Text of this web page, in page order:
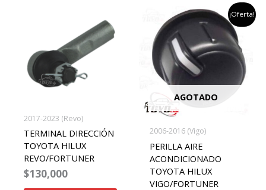
2017-2023 (Revo)
TERMINAL DIRECCIÓN
TOYOTA HILUX
REVO/FORTUNER
$130,000
¡Oferta!
AGOTADO
2006-2016 (Vigo)
PERILLA AIRE
ACONDICIONADO
TOYOTA HILUX
VIGO/FORTUNER
el
precio
original
era:
$45,000.
el
precio
actual
es: